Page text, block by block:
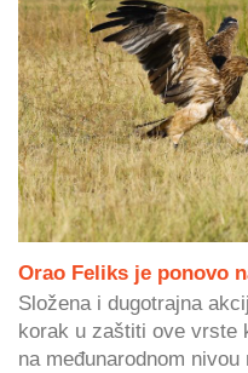
Orao Feliks je ponovo
Složena i dugotrajna
korak u zaštiti ove vrste
na međunarodnom nivou